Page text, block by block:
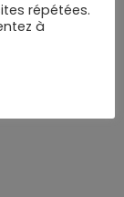
au moment
répétées.
à